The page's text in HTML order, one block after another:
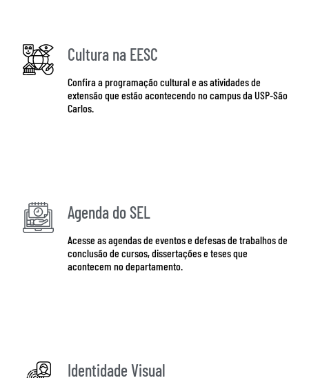
Cultura na EESC
Confira a programação cultural e as atividades de
extensão que estão acontecendo no campus da USP-São
Carlos.
Agenda do SEL
Acesse as agendas de eventos e defesas de trabalhos de
conclusão de cursos, dissertações e teses que
acontecem no departamento.
Identidade Visual